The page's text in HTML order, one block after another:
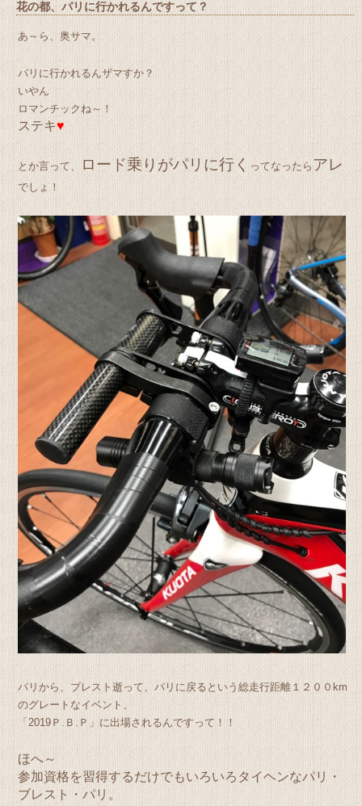
花の都、パリに行かれるんですって？
あ～ら、奥サマ。
パリに行かれるんザマすか？
いやん
ロマンチックね～！
ステキ♥
とか言って、 ロード乗りがパリに行く ってなったら アレ
でしょ！
パリから、ブレスト逝って、パリに戻るという総走行距離１２００km
のグレートなイベント、
「2019Ｐ.Ｂ.Ｐ」に出場されるんですって！！
ほへ～
参加資格を習得するだけでもいろいろタイヘンなパリ・
ブレスト・パリ。